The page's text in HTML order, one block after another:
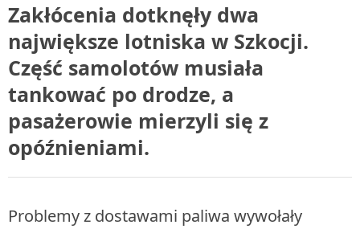
Zakłócenia dotknęły dwa
największe lotniska w Szkocji.
Część samolotów musiała
tankować po drodze, a
pasażerowie mierzyli się z
opóźnieniami.
Problemy z dostawami paliwa wywołały